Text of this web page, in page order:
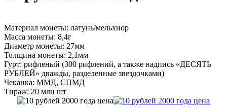
Материал монеты: латунь/мельхиор
Масса монеты: 8,4г
Диаметр монеты: 27мм
Толщина монеты: 2,1мм
Гурт: рифленый (300 рифлений, а также надпись «ДЕСЯТЬ
РУБЛЕЙ» дважды, разделенные звездочками)
Чеканка: ММД, СПМД
Тираж: 20 млн шт